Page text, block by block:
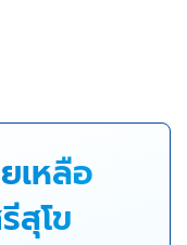
เหลือ
สุโข